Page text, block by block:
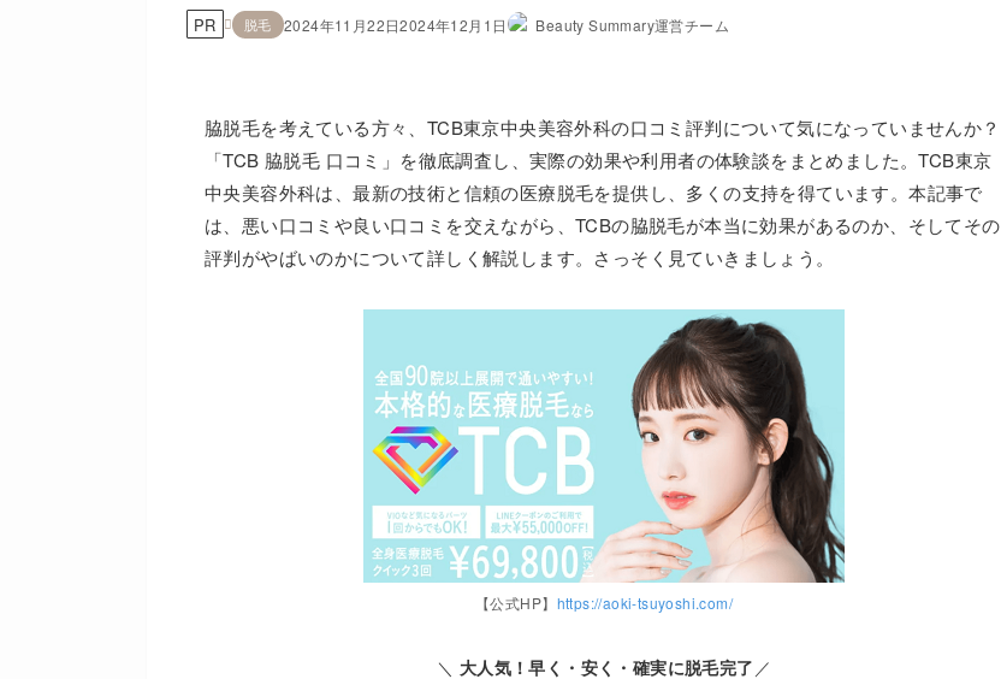
PR 脱毛 2024年11月22日2024年12月1日 Beauty Summary運営チーム
脇脱毛を考えている方々、TCB東京中央美容外科の口コミ評判について気になっていませんか？
「TCB 脇脱毛 口コミ」を徹底調査し、実際の効果や利用者の体験談をまとめました。TCB東京
中央美容外科は、最新の技術と信頼の医療脱毛を提供し、多くの支持を得ています。本記事で
は、悪い口コミや良い口コミを交えながら、TCBの脇脱毛が本当に効果があるのか、そしてその
評判がやばいのかについて詳しく解説します。さっそく見ていきましょう。
【公式HP】 https://aoki-tsuyoshi.com/
＼ 大人気！早く・安く・確実に脱毛完了 ／